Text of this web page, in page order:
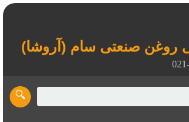
روغن صنعتی سام (آروشا)
🔍